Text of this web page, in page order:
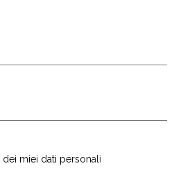
miei dati personali